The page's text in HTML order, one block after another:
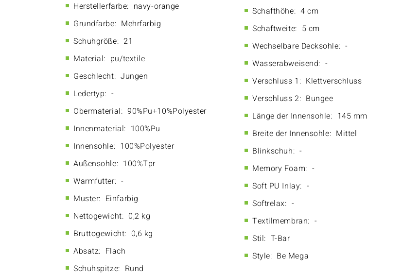
Herstellerfarbe: navy-orange
Grundfarbe: Mehrfarbig
Schuhgröße: 21
Material: pu/textile
Geschlecht: Jungen
Ledertyp: -
Obermaterial: 90%Pu+10%Polyester
Innenmaterial: 100%Pu
Innensohle: 100%Polyester
Außensohle: 100%Tpr
Warmfutter: -
Muster: Einfarbig
Nettogewicht: 0,2 kg
Bruttogewicht: 0,6 kg
Absatz: Flach
Schuhspitze: Rund
Schafthöhe: 4 cm
Schaftweite: 5 cm
Wechselbare Decksohle: -
Wasserabweisend: -
Verschluss 1: Klettverschluss
Verschluss 2: Bungee
Länge der Innensohle: 145 mm
Breite der Innensohle: Mittel
Blinkschuh: -
Memory Foam: -
Soft PU Inlay: -
Softrelax: -
Textilmembran: -
Stil: T-Bar
Style: Be Mega